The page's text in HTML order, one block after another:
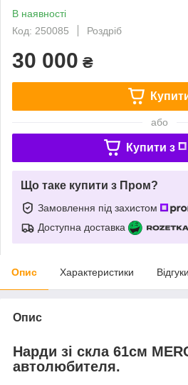
В наявності
Код: 250085
Роздріб
30 000 ₴
або
Купити з
Що таке купити з Пром?
Замовлення під захистом
Доступна доставка
Опис Характеристики
Опис
Нарди зі скла 61см
автолюбителя.